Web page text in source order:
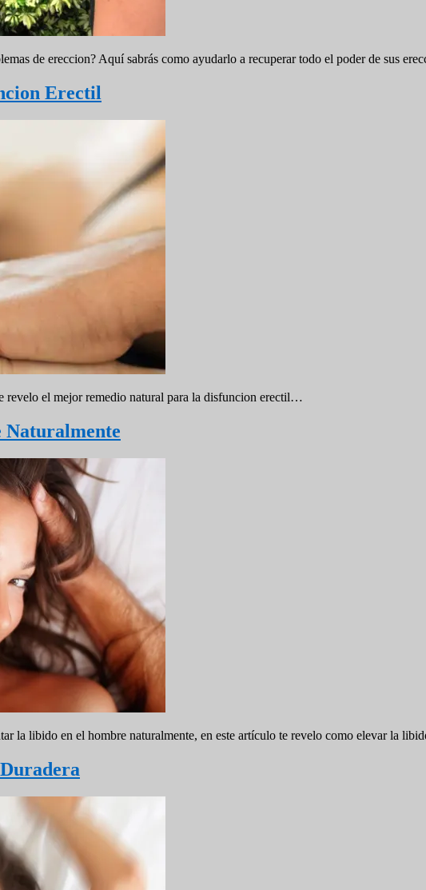
de ereccion? Aquí sabrás como ayudarlo a recuperar todo el poder de sus
Erectil
revelo el mejor remedio natural para la disfuncion erectil…
la libido en el hombre naturalmente, en este artículo te revelo como elevar la